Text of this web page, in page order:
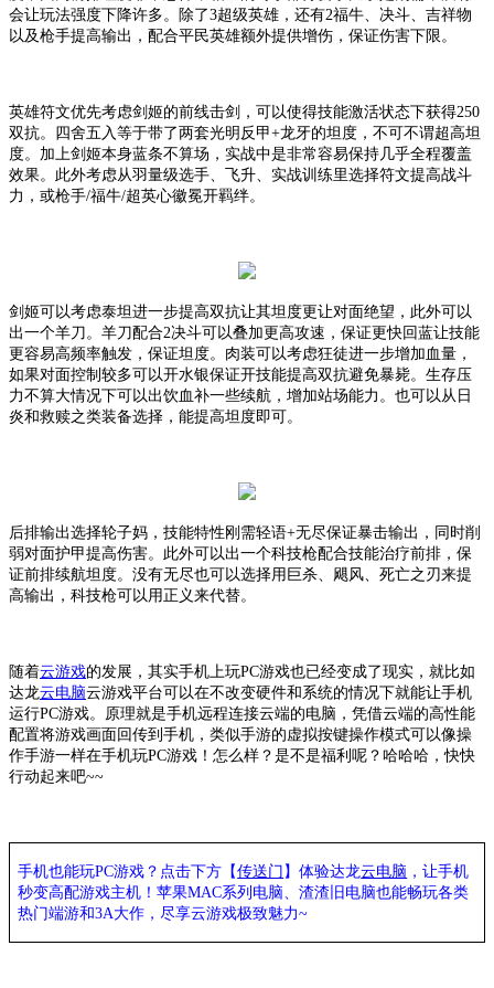
会让玩法强度下降许多。除了3超级英雄，还有2福牛、决斗、吉祥物
以及枪手提高输出，配合平民英雄额外提供增伤，保证伤害下限。
英雄符文优先考虑剑姬的前线击剑，可以使得技能激活状态下获得250
双抗。四舍五入等于带了两套光明反甲+龙牙的坦度，不可不谓超高坦
度。加上剑姬本身蓝条不算场，实战中是非常容易保持几乎全程覆盖
效果。此外考虑从羽量级选手、飞升、实战训练里选择符文提高战斗
力，或枪手/福牛/超英心徽冕开羁绊。
剑姬可以考虑泰坦进一步提高双抗让其坦度更让对面绝望，此外可以
出一个羊刀。羊刀配合2决斗可以叠加更高攻速，保证更快回蓝让技能
更容易高频率触发，保证坦度。肉装可以考虑狂徒进一步增加血量，
如果对面控制较多可以开水银保证开技能提高双抗避免暴毙。生存压
力不算大情况下可以出饮血补一些续航，增加站场能力。也可以从日
炎和救赎之类装备选择，能提高坦度即可。
后排输出选择轮子妈，技能特性刚需轻语+无尽保证暴击输出，同时削
弱对面护甲提高伤害。此外可以出一个科技枪配合技能治疗前排，保
证前排续航坦度。没有无尽也可以选择用巨杀、飓风、死亡之刃来提
高输出，科技枪可以用正义来代替。
随着云游戏的发展，其实手机上玩PC游戏也已经变成了现实，就比如
达龙云电脑云游戏平台可以在不改变硬件和系统的情况下就能让手机
运行PC游戏。原理就是手机远程连接云端的电脑，凭借云端的高性能
配置将游戏画面回传到手机，类似手游的虚拟按键操作模式可以像操
作手游一样在手机玩PC游戏！怎么样？是不是福利呢？哈哈哈，快快
行动起来吧~~
手机也能玩PC游戏？点击下方【传送门 】体验达龙云电脑 ，让手机
秒变高配游戏主机 ！苹果MAC系列电脑、渣渣旧电脑也能畅玩各类
热门端游和3A大作， 尽享云游戏极致魅力~